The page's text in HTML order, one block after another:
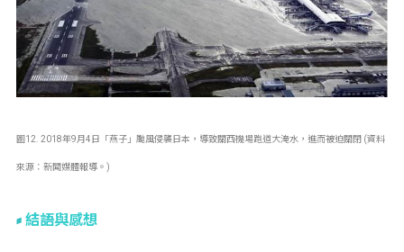
圖12. 2018年9月4日「燕子」颱風侵襲日本，導致關西機場跑道大淹水，進而被迫關閉 (資料
來源：新聞媒體報導。)
結語與感想